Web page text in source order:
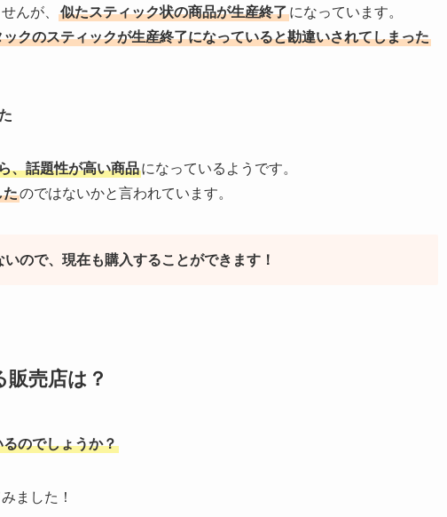
んが、 似たスティック状の商品が生産終了になっています。
クのスティックが生産終了になっていると勘違いされてしまった
、話題性が高い商品になっているようです。
たのではないかと言われています。
ので、現在も購入することができます！
売店は？
のでしょうか？
ました！